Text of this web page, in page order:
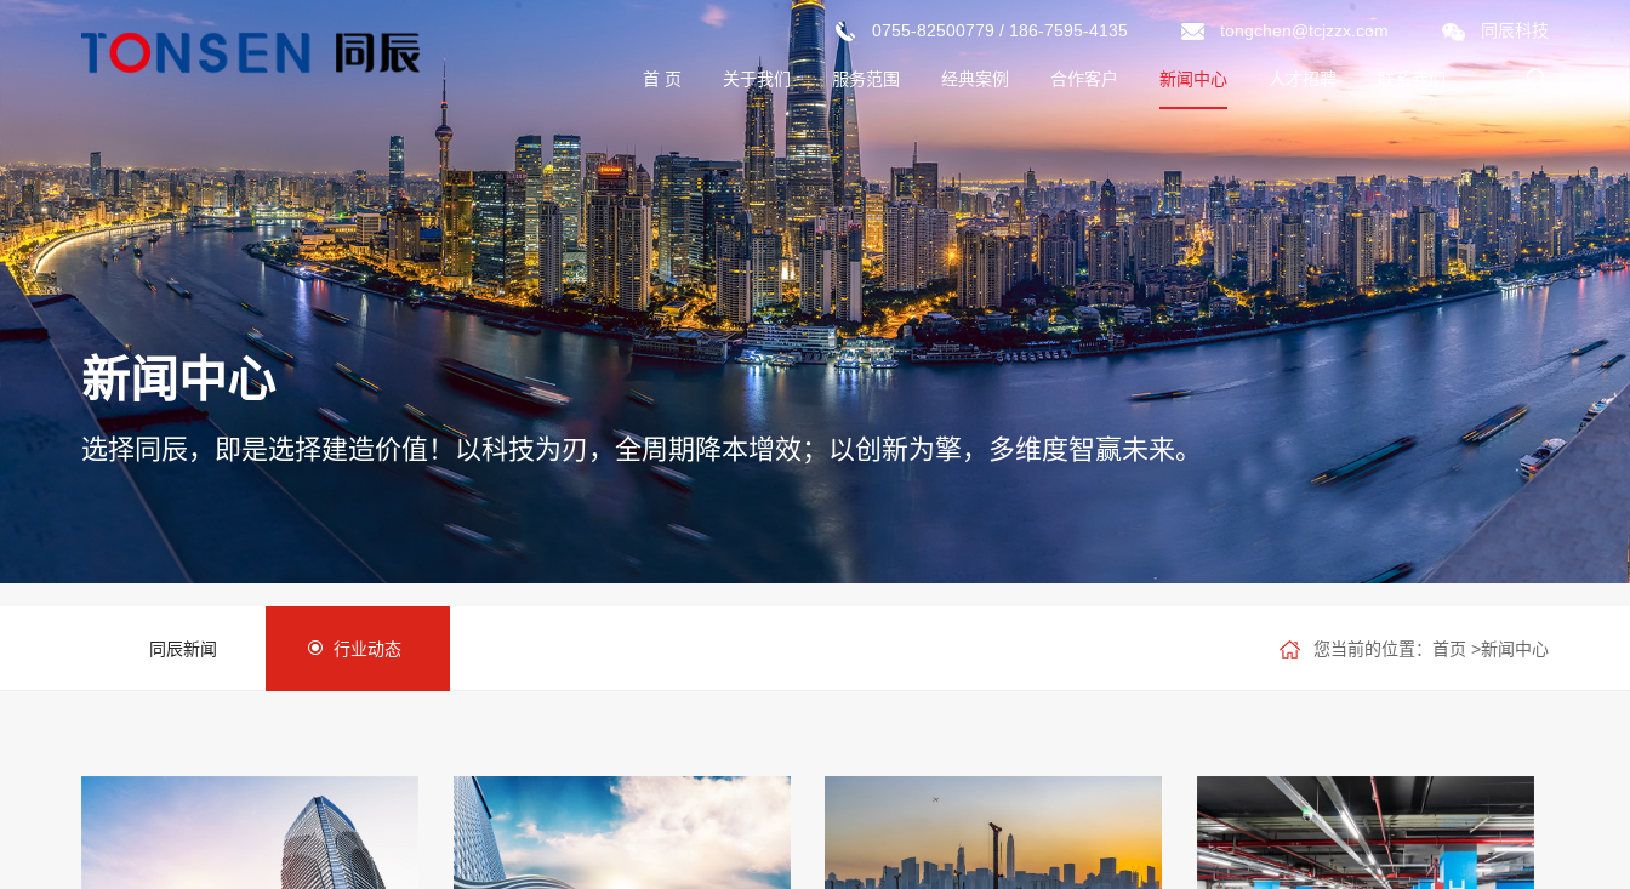
0755-82500779 / 186-7595-4135 tongchen@tcjzzx.com 同辰科技
首 页 关于我们
企业介绍
核心优势
企业文化
组织架构
服务范围
设计顾问
成本优化
建设管理
信息技术
双碳咨询
辰智汇讯
经典案例
厂房产业园
超高层
仓储物流
商业MALL
学校/医院
改造/城市更新
合作客户 新闻中心
同辰新闻
行业动态
人才招聘 联系我们
新闻中心
选择同辰，即是选择建造价值！以科技为刃，全周期降本增效；以创新为擎，多维度智赢未来。
您当前的位置： 首页 >新闻中心
同辰新闻 行业动态